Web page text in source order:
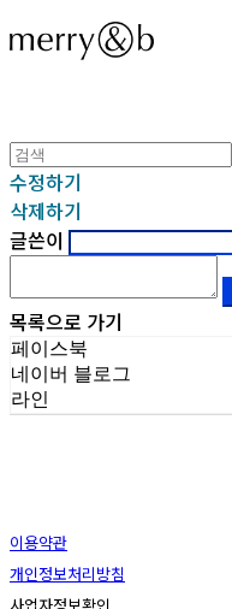
수정하기
삭제하기
글쓴이
목록으로 가기
페이스북
네이버 블로그
라인
이용약관
개인정보처리방침
사업자정보확인